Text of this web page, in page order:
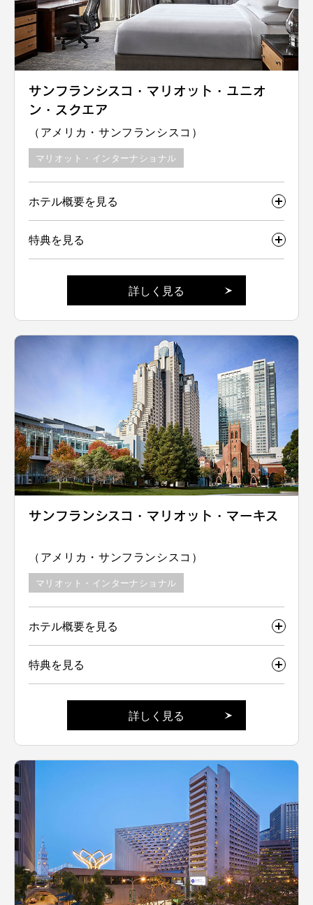
サンフランシスコ・マリオット・ユニオ
ン・スクエア
（アメリカ・サンフランシスコ）
マリオット・インターナショナル
ホテル概要を見る
特典を見る
詳しく見る
サンフランシスコ・マリオット・マーキス
（アメリカ・サンフランシスコ）
マリオット・インターナショナル
ホテル概要を見る
特典を見る
詳しく見る